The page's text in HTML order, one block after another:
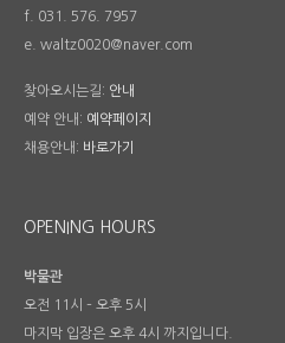
f. 031. 576. 7957
e. waltz0020@naver.com
찾아오시는길: 안내
예약 안내: 예약페이지
채용안내: 바로가기
OPENING HOURS
박물관
오전 11시 – 오후 5시
마지막 입장은 오후 4시 까지입니다.